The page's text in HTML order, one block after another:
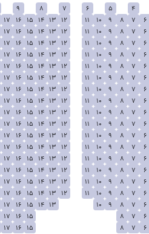
4
5
6
7
8
9
6
7
8
9
10
11
12
13
14
15
16
17
6
7
8
9
10
11
12
13
14
15
16
17
6
7
8
9
10
11
12
13
14
15
16
17
6
7
8
9
10
11
12
13
14
15
16
17
6
7
8
9
10
11
12
13
14
15
16
17
6
7
8
9
10
11
12
13
14
15
16
17
6
7
8
9
10
11
12
13
14
15
16
17
6
7
8
9
10
11
12
13
14
15
16
17
6
7
8
9
10
11
12
13
14
15
16
17
6
7
8
9
10
11
12
13
14
15
16
17
6
7
8
9
10
11
12
13
14
15
16
17
6
7
8
9
10
11
12
13
14
15
16
17
6
7
8
9
10
11
12
13
14
15
16
17
6
7
8
9
10
11
12
13
14
15
16
17
6
7
8
9
10
11
12
13
14
15
16
17
6
7
8
9
10
11
12
13
14
15
16
17
6
7
8
9
10
13
14
15
16
17
6
7
8
15
16
17
6
7
8
15
16
17